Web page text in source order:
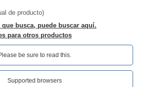
de producto)
busca, puede buscar aquí.
para otros productos
be sure to read this.‎
Supported browsers